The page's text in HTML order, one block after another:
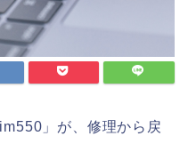
」が、修理から戻